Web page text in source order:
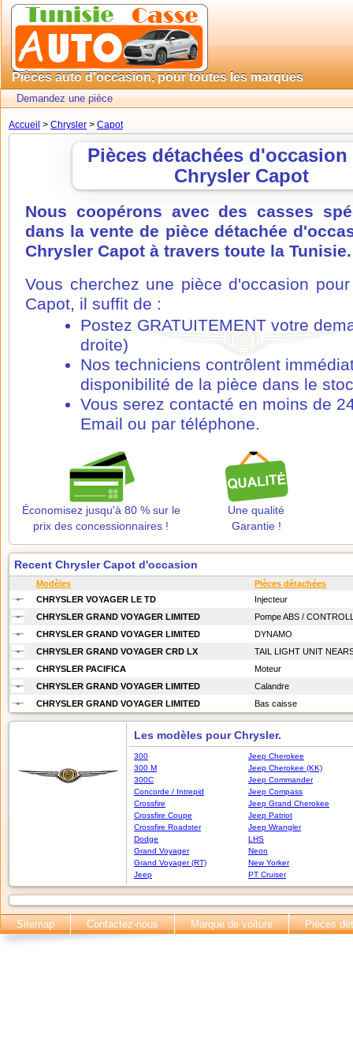
Pièces auto d'occasion, pour toutes les marques
Demandez une pièce
Accueil > Chrysler > Capot
Pièces détachées
Chrysler Capot
Nous coopérons avec des casses
dans la vente de pièce détachée
Chrysler Capot à travers toute la Tunisie.
Vous cherchez une pièce d'occasion
Capot, il suffit de :
Postez GRATUITEMENT votre
droite)
Nos techniciens contrôlent
disponibilité de la pièce dans le
Vous serez contacté en moins de
Email ou par téléphone.
Économisez jusqu'à 80 % sur le
prix des concessionnaires !
Une qualité
Garantie !
Recent Chrysler Capot d'occasion
Modèles
Pièces détachées
CHRYSLER VOYAGER LE TD
Injecteur
CHRYSLER GRAND VOYAGER LIMITED
Pompe ABS /
CHRYSLER GRAND VOYAGER LIMITED
DYNAMO
CHRYSLER GRAND VOYAGER CRD LX
TAIL LIGHT UNIT
CHRYSLER PACIFICA
Moteur
CHRYSLER GRAND VOYAGER LIMITED
Calandre
CHRYSLER GRAND VOYAGER LIMITED
Bas caisse
Les modèles pour Chrysler.
300
300 M
300C
Concorde / Intrepid
Crossfire
Crossfire Coupe
Crossfire Roadster
Dodge
Grand Voyager
Grand Voyager (RT)
Jeep
Jeep Cherokee
Jeep Cherokee (KK)
Jeep Commander
Jeep Compass
Jeep Grand Cherokee
Jeep Patriot
Jeep Wrangler
LHS
Neon
New Yorker
PT Cruiser
Sitemap Contactez-nous Marque de voiture Pièces